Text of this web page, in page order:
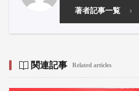
著者記事一覧
関連記事 Related articles